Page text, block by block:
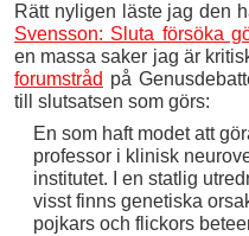
Rätt nyligen läste jag den
Svensson: Sluta försöka
en massa saker jag är
forumstråd på
till slutsatsen som görs:
En som haft modet att
professor i klinisk
institutet. I en statlig
visst finns genetiska
pojkars och flickors